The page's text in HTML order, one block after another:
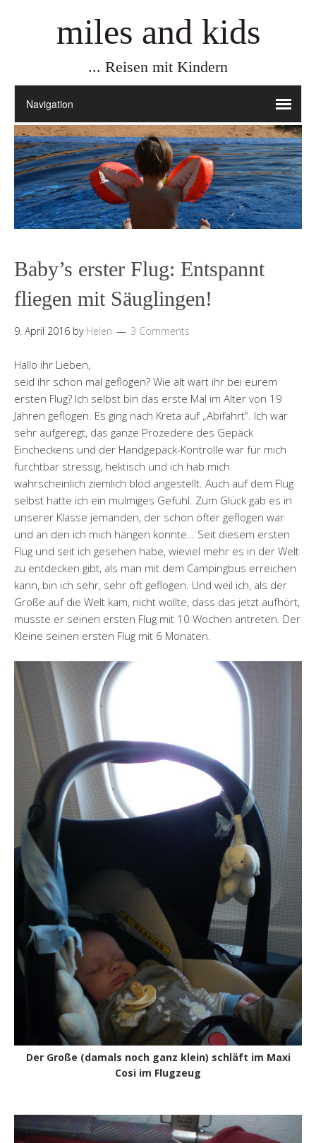
miles and kids
... Reisen mit Kindern
Baby’s erster Flug: Entspannt
fliegen mit Säuglingen!
9. April 2016 by Helen 3 Comments
Hallo ihr Lieben,
seid ihr schon mal geflogen? Wie alt wart ihr bei eurem
ersten Flug? Ich selbst bin das erste Mal im Alter von 19
Jahren geflogen. Es ging nach Kreta auf „Abifahrt“. Ich war
sehr aufgeregt, das ganze Prozedere des Gepäck
Eincheckens und der Handgepäck-Kontrolle war für mich
furchtbar stressig, hektisch und ich hab mich
wahrscheinlich ziemlich blöd angestellt. Auch auf dem Flug
selbst hatte ich ein mulmiges Gefühl. Zum Glück gab es in
unserer Klasse jemanden, der schon öfter geflogen war
und an den ich mich hängen konnte… Seit diesem ersten
Flug und seit ich gesehen habe, wieviel mehr es in der Welt
zu entdecken gibt, als man mit dem Campingbus erreichen
kann, bin ich sehr, sehr oft geflogen. Und weil ich, als der
Große auf die Welt kam, nicht wollte, dass das jetzt aufhört,
musste er seinen ersten Flug mit 10 Wochen antreten. Der
Kleine seinen ersten Flug mit 6 Monaten.
Der Große (damals noch ganz klein) schläft im Maxi
Cosi im Flugzeug